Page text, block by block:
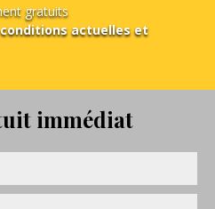
gratuits
actuelles et
immédiat